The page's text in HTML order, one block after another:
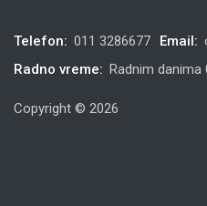
Telefon: 011 3286677 Email:
Radno vreme: Radnim danima
Copyright © 2026